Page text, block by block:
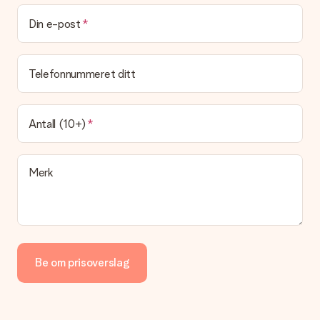
Kan jeg velge en leveringsdato?
Det er ikke mulig å velge en bestemt leveringsdato.
Leveringstiden er indikert på produktsiden til gaven. Du kan
stole på at vår operatør leverer gaven din denne dagen.
Hvilke leveringsalternativer kan jeg velge mellom?
For tiden er det ikke mulig å velge et leveringsalternativ.
Gaven du bestiller sendes enten som en pakke eller som
postbokslevering. Vil du vite hvilket alternativ bestillingen din
faller inn under? Ta kontakt med vår kundeservice.
Vi tilbyr følgende betalingsmåter: Paypal, kredittkort, faktura
nettbanken vil levering av gaven din skje opptil 3 dager
senere. Dette er fordi det kan ta opptil 3 dager før betalingen
kommer fram.
Din e-post
Telefonnummeret ditt
Antall (10+)
Merk
Be om prisoverslag